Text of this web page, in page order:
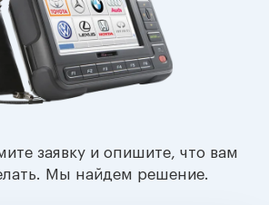
заявку и опишите, что вам
Мы найдем решение.